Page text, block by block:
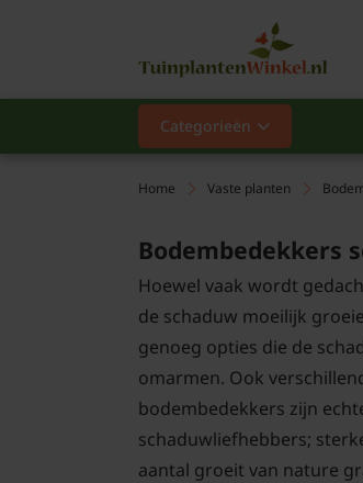
Categorieën
Categorieën
Populair
Vaste planten
Heesters
Hagen
Klimplanten
Home Vaste planten
Bodembedekkers
Hoewel vaak wordt
de schaduw moeilijk
genoeg opties die de
omarmen. Ook
bodembedekkers zijn
schaduwliefhebbers;
aantal groeit van nature